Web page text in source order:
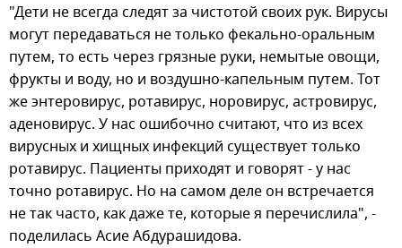
"Дети не всегда следят за чистотой своих рук. Вирусы
могут передаваться не только фекально-оральным
путем, то есть через грязные руки, немытые овощи,
фрукты и воду, но и воздушно-капельным путем. Тот
же энтеровирус, ротавирус, норовирус, астровирус,
аденовирус. У нас ошибочно считают, что из всех
вирусных и хищных инфекций существует только
ротавирус. Пациенты приходят и говорят - у нас
точно ротавирус. Но на самом деле он встречается
не так часто, как даже те, которые я перечислила", -
поделилась Асие Абдурашидова.